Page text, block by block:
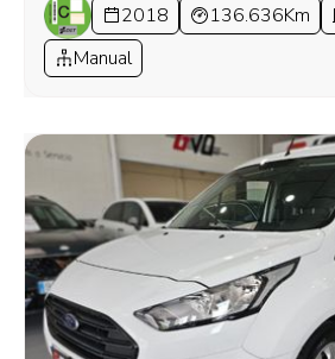
2018 136.636Km
Manual